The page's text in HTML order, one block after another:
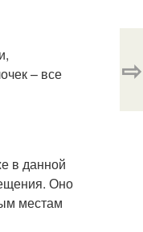
– все
в данной
Оно
местам
⇨